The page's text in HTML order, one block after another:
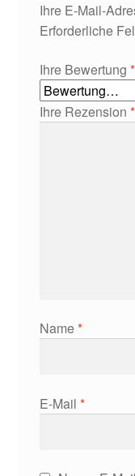
Ihre E-Mail-
Erforderliche
Ihre Bewertung *
Ihre Rezension *
Name*
E-Mail *